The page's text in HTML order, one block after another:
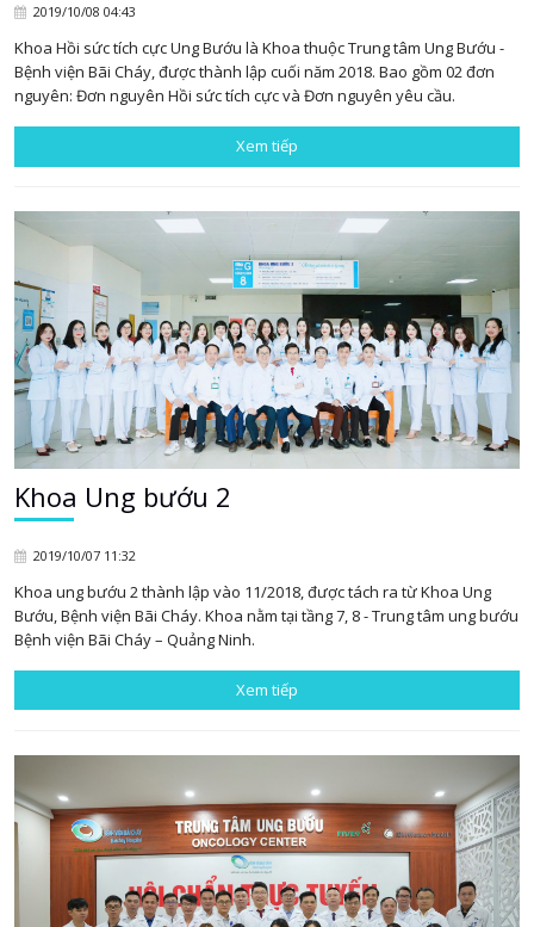
2019/10/08 04:43
Khoa Hồi sức tích cực Ung Bướu là Khoa thuộc Trung tâm Ung Bướu -
Bệnh viện Bãi Cháy, được thành lập cuối năm 2018. Bao gồm 02 đơn
nguyên: Đơn nguyên Hồi sức tích cực và Đơn nguyên yêu cầu.
Xem tiếp
Khoa Ung bướu 2
2019/10/07 11:32
Khoa ung bướu 2 thành lập vào 11/2018, được tách ra từ Khoa Ung
Bướu, Bệnh viện Bãi Cháy. Khoa nằm tại tầng 7, 8 - Trung tâm ung bướu
Bệnh viện Bãi Cháy – Quảng Ninh.
Xem tiếp